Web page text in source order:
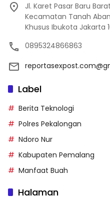
Jl. Karet Pasar Baru
Kecamatan Tanah
Khusus Ibukota Jakarta
0895324866863
Label
Berita Teknologi
Polres Pekalongan
Ndoro Nur
Kabupaten Pemalang
Manfaat Buah
Halaman